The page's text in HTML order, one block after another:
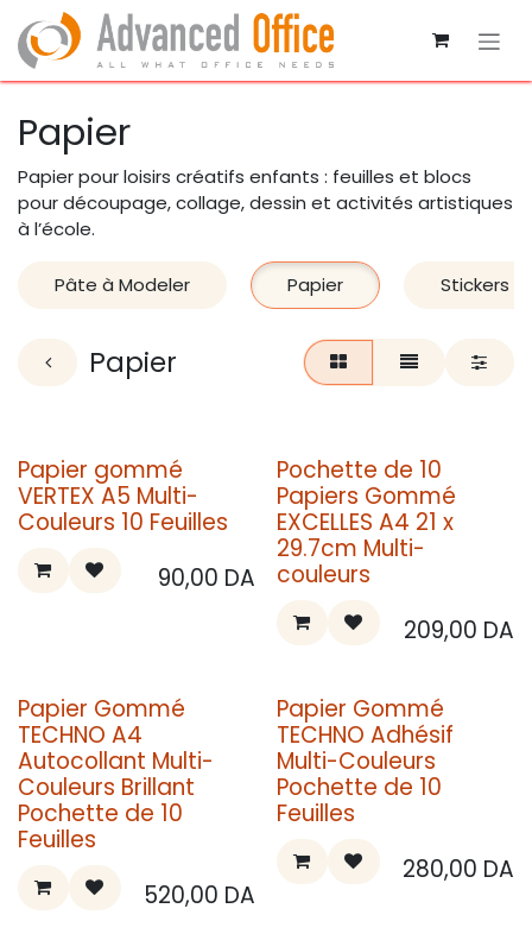
Se rendre au contenu
Papier
Papier pour loisirs créatifs enfants : feuilles et blocs
pour découpage, collage, dessin et activités artistiques
à l’école.
Pâte à Modeler Papier Stickers
Papier
Papier gommé
VERTEX A5 Multi-
Couleurs 10 Feuilles
90,00 DA
Pochette de 10
Papiers Gommé
EXCELLES A4 21 x
29.7cm Multi-
couleurs
209,00 DA
Papier Gommé
TECHNO A4
Autocollant Multi-
Couleurs Brillant
Pochette de 10
Feuilles
520,00 DA
Papier Gommé
TECHNO Adhésif
Multi-Couleurs
Pochette de 10
Feuilles
280,00 DA